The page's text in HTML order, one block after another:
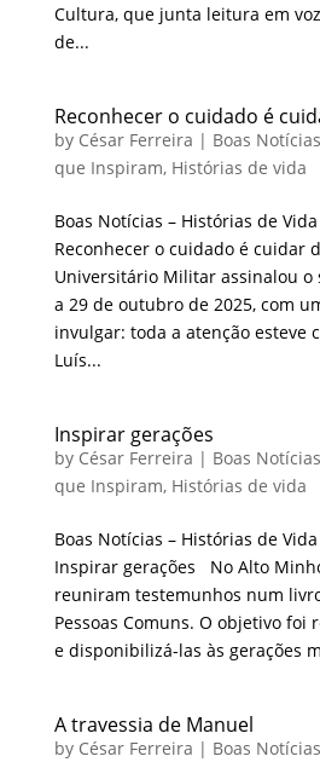
Cultura, que junta leitura em
de...
Reconhecer o cuidado é
by César Ferreira | Boas
que Inspiram, Histórias de vida
Boas Notícias – Histórias de
Reconhecer o cuidado é
Universitário Militar assinalou o
a 29 de outubro de 2025, com
invulgar: toda a atenção esteve
Luís...
Inspirar gerações
by César Ferreira | Boas
que Inspiram, Histórias de vida
Boas Notícias – Histórias de
Inspirar gerações No Alto
reuniram testemunhos num
Pessoas Comuns. O objetivo foi
e disponibilizá-las às gerações
A travessia de Manuel
by César Ferreira | Boas